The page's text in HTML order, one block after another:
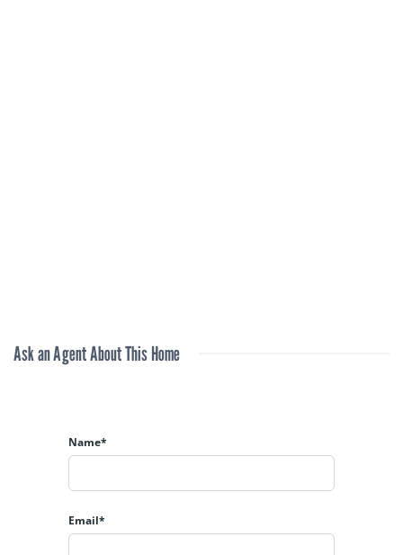
Ask an Agent About This Home
Name*
Email*